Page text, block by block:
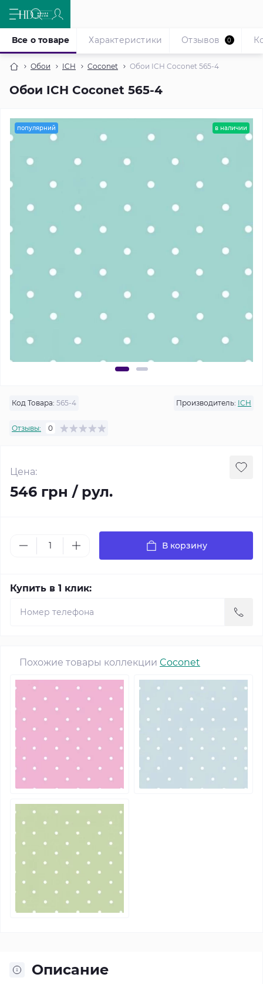
Обои ICH Coconet Обои ICH Coconet 565-4
Обои ICH Coconet 565-4
Все о товаре Характеристики Отзывов 0
популярний в наличии
Код Товара: 565-4 Производитель: ICH
Отзывы: 0
Цена:
546 грн / рул.
В корзину
Купить в 1 клик:
Похожие товары коллекции Coconet
Описание